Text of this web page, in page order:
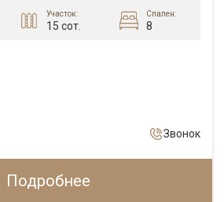
Участок:
15 сот.
Спален:
8
Звонок
Подробнее